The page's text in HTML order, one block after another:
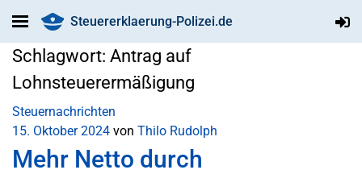
Steuererklaerung-Polizei.de
Schlagwort: Antrag auf
Lohnsteuerermäßigung
Steuernachrichten
15. Oktober 2024 von Thilo Rudolph
Mehr Netto durch